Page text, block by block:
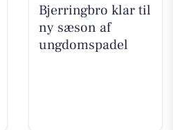
Bjerringbro klar til
ny sæson af
ungdomspadel